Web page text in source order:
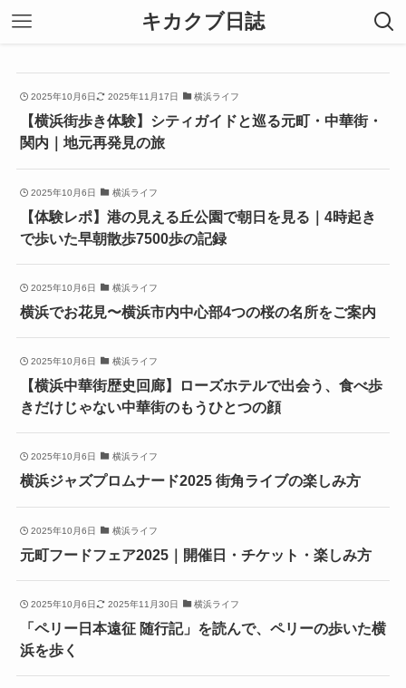
キカクブ日誌
2025年10月6日 2025年11月17日 横浜ライフ
【横浜街歩き体験】シティガイドと巡る元町・中華街・
関内｜地元再発見の旅
2025年10月6日 横浜ライフ
【体験レポ】港の見える丘公園で朝日を見る｜4時起き
で歩いた早朝散歩7500歩の記録
2025年10月6日 横浜ライフ
横浜でお花見〜横浜市内中心部4つの桜の名所をご案内
2025年10月6日 横浜ライフ
【横浜中華街歴史回廊】ローズホテルで出会う、食べ歩
きだけじゃない中華街のもうひとつの顔
2025年10月6日 横浜ライフ
横浜ジャズプロムナード2025 街角ライブの楽しみ方
2025年10月6日 横浜ライフ
元町フードフェア2025｜開催日・チケット・楽しみ方
2025年10月6日 2025年11月30日 横浜ライフ
「ペリー日本遠征 随行記」を読んで、ペリーの歩いた横
浜を歩く